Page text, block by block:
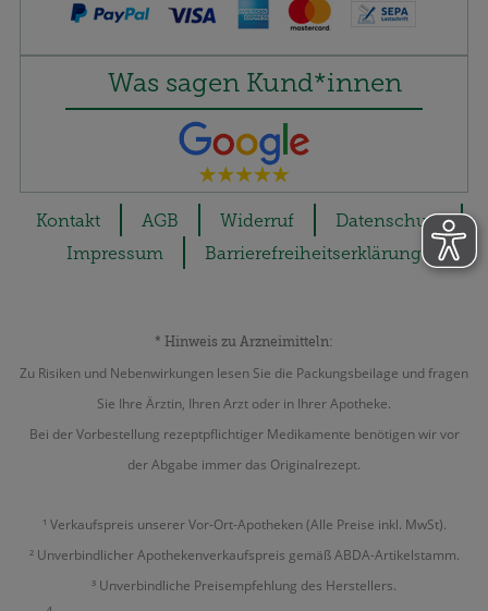
Was sagen Kund*innen
Kontakt AGB Widerruf
Datenschutz
Impressum
Barrierefreiheitserklärung
* Hinweis zu Arzneimitteln:
Zu Risiken und Nebenwirkungen lesen Sie die Packungsbeilage und fragen
Sie Ihre Ärztin, Ihren Arzt oder in Ihrer Apotheke.
Bei der Vorbestellung rezeptpflichtiger Medikamente benötigen wir vor
der Abgabe immer das Originalrezept.
¹ Verkaufspreis unserer Vor-Ort-Apotheken (Alle Preise inkl. MwSt).
² Unverbindlicher Apothekenverkaufspreis gemäß ABDA-Artikelstamm.
³ Unverbindliche Preisempfehlung des Herstellers.